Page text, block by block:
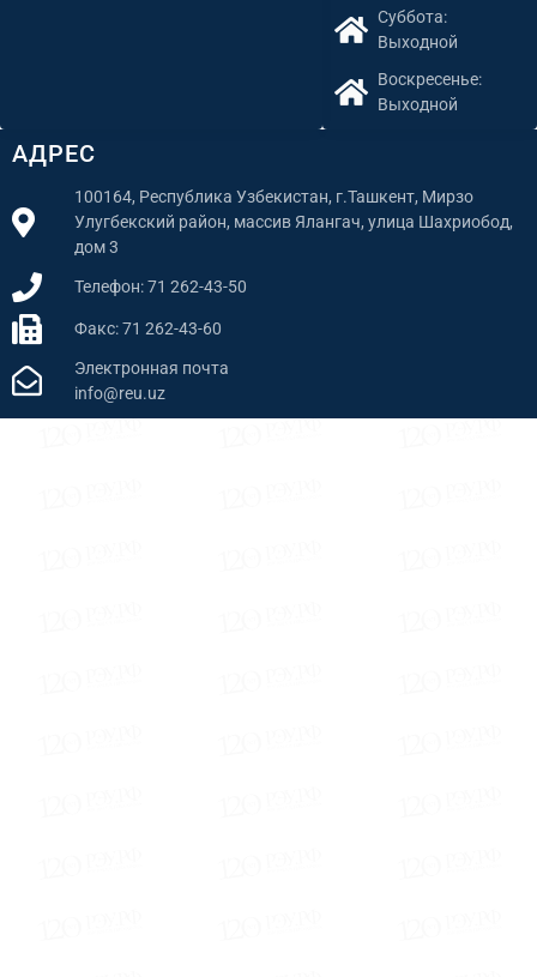
АДРЕС
100164, Республика Узбекистан, г.Ташкент, Мирзо
Улугбекский район, массив Ялангач, улица Шахриобод,
дом 3
Телефон: 71 262-43-50
Факс: 71 262-43-60
Электронная почта
info@reu.uz
Суббота:
Выходной
Воскресенье:
Выходной